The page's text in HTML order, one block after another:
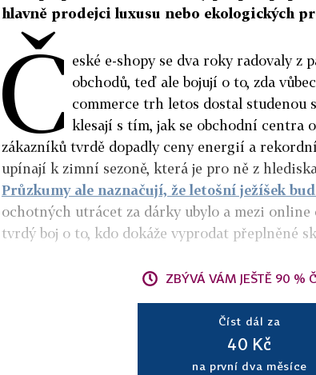
hlavně prodejci luxusu nebo ekologických
Č eské e-shopy se dva roky radovaly z
obchodů, teď ale bojují o to, zda
commerce trh letos dostal studenou
klesají s tím, jak se obchodní centra
zákazníků tvrdě dopadly ceny energií a
upínají k zimní sezoně, která je pro ně z
Průzkumy ale naznačují, že letošní ježíšek
ochotných utrácet za dárky ubylo a mezi
tvrdý boj o to, kdo dokáže vyprodat přeplněné
ZBÝVÁ VÁM JEŠTĚ 90 %
Číst dál za
40 Kč
na první dva měsíce